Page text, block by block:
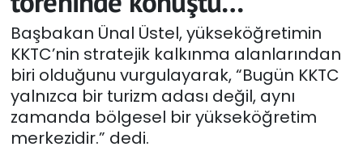
Başbakan Ünal Üstel, yükseköğretimin
KKTC’nin stratejik kalkınma alanlarından
biri olduğunu vurgulayarak, “Bugün KKTC
yalnızca bir turizm adası değil, aynı
zamanda bölgesel bir yükseköğretim
merkezidir.” dedi.
GEZİ
Güncel
Gündem